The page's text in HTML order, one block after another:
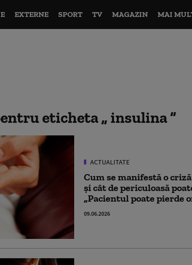
EXTERNE SPORT TV MAGAZIN MAI
eticheta insulina
ACTUALITATE
Cum se manifestă o
și cât de periculoasă
„Pacientul poate pierde
09.06.2026